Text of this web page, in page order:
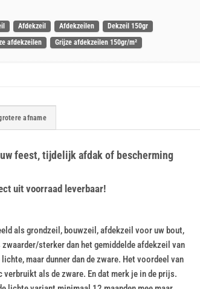
Afdekzeil Afdekzeilen
Dekzeil 150gr
afdekzeilen Grijze afdekzeilen 150gr/m²
afname
feest, tijdelijk afdak of bescherming
uit voorraad leverbaar!
als grondzeil, bouwzeil, afdekzeil voor uw bout,
sterker dan het gemiddelde afdekzeil van
maar dunner dan de zware. Het voordeel van
als de zware. En dat merk je in de prijs.